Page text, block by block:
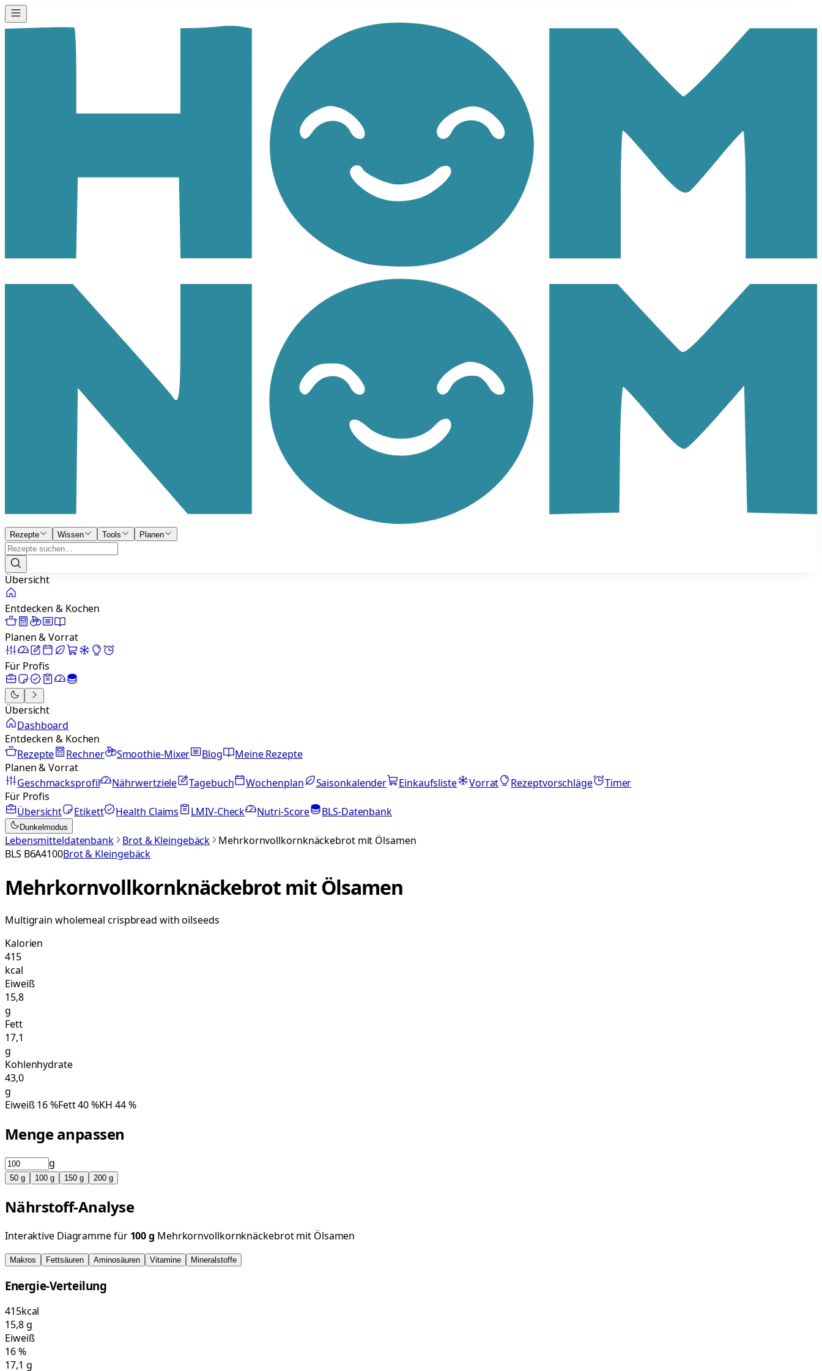
Rezepte Wissen Tools Planen
Übersicht
Entdecken & Kochen
Planen & Vorrat
Für Profis
Übersicht
Dashboard
Entdecken & Kochen
Rezepte
Rechner Smoothie-Mixer Blog
Meine Rezepte
Planen & Vorrat
Geschmacksprofil
Nährwertziele Tagebuch Wochenplan Saisonkalender Einkaufsliste Vorrat Rezeptvorschläge
Timer
Für Profis
Übersicht
Etikett Health Claims LMIV-Check Nutri-Score BLS-Datenbank
Dunkelmodus
Lebensmitteldatenbank Brot & Kleingebäck
Mehrkornvollkornknäckebrot mit Ölsamen
BLS B6A4100Brot & Kleingebäck
Mehrkornvollkornknäckebrot mit Ölsamen
Multigrain wholemeal crispbread with oilseeds
Kalorien
415
kcal
Eiweiß
15,8
g
Fett
17,1
g
Kohlenhydrate
43,0
g
Eiweiß16%Fett40%KH 44%
Menge anpassen
g
50 g 100 g 150 g 200 g
Nährstoff-Analyse
Interaktive Diagramme für 100g Mehrkornvollkornknäckebrot mit Ölsamen
Makros Fettsäuren Aminosäuren Vitamine Mineralstoffe
Energie-Verteilung
415kcal
15,8g
Eiweiß
16%
17,1 g